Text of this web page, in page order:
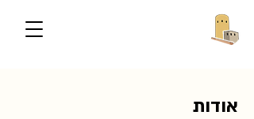
אודות